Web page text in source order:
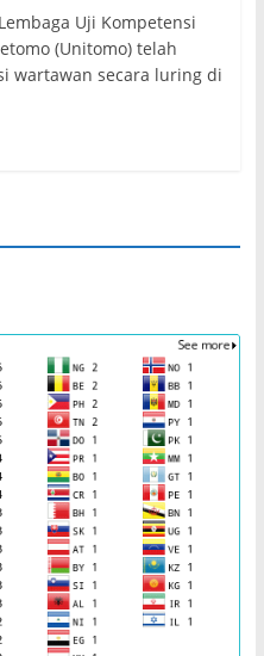
Uji Kompetensi
(Unitomo) telah
wartawan secara luring di